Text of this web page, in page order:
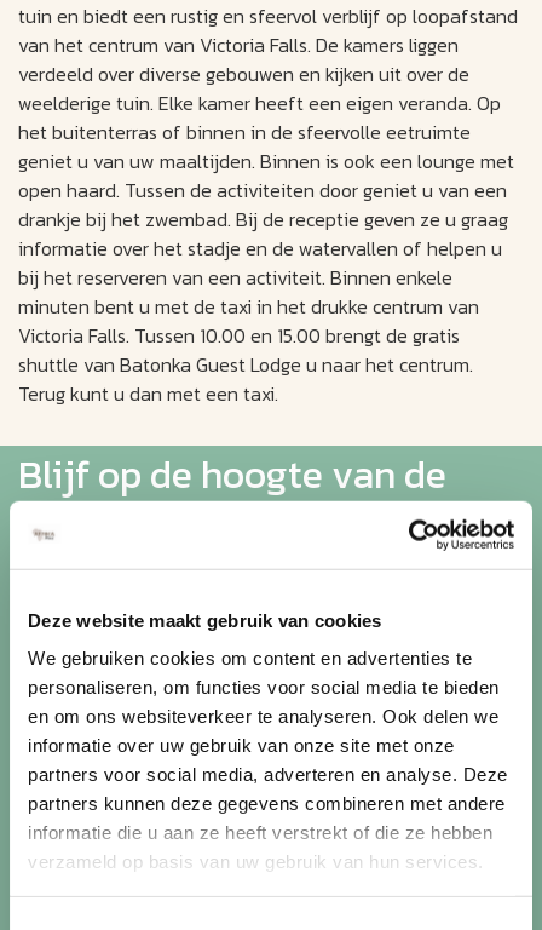
Deze website maakt gebruik van cookies
We gebruiken cookies om content en advertenties te
personaliseren, om functies voor social media te bieden
en om ons websiteverkeer te analyseren. Ook delen we
informatie over uw gebruik van onze site met onze
partners voor social media, adverteren en analyse. Deze
partners kunnen deze gegevens combineren met andere
informatie die u aan ze heeft verstrekt of die ze hebben
verzameld op basis van uw gebruik van hun services.
tuin en biedt een rustig en sfeervol verblijf op loopafstand
van het centrum van Victoria Falls. De kamers liggen
verdeeld over diverse gebouwen en kijken uit over de
weelderige tuin. Elke kamer heeft een eigen veranda. Op
het buitenterras of binnen in de sfeervolle eetruimte
geniet u van uw maaltijden. Binnen is ook een lounge met
open haard. Tussen de activiteiten door geniet u van een
drankje bij het zwembad. Bij de receptie geven ze u graag
informatie over het stadje en de watervallen of helpen u
bij het reserveren van een activiteit. Binnen enkele
minuten bent u met de taxi in het drukke centrum van
Victoria Falls. Tussen 10.00 en 15.00 brengt de gratis
shuttle van Batonka Guest Lodge u naar het centrum.
Terug kunt u dan met een taxi.
Blijf op de hoogte van de
mooiste reizen
laatste aanbiedingen. U kunt zich elk moment weer
uitschrijven via de afmeldlink in de nieuwsbrief.
Aanmelden
Lees in onsprivacybeleidhoe wij zorgvuldig omgaan met uw
gegevens.